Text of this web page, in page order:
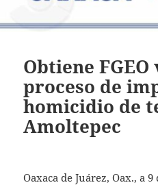
Obtiene
proceso de
homicidio de
Amoltepec
Oaxaca de Juárez, Oax., a